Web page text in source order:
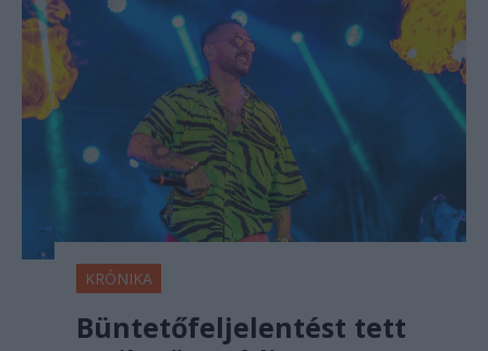
KRÓNIKA
Büntetőfeljelentést tett